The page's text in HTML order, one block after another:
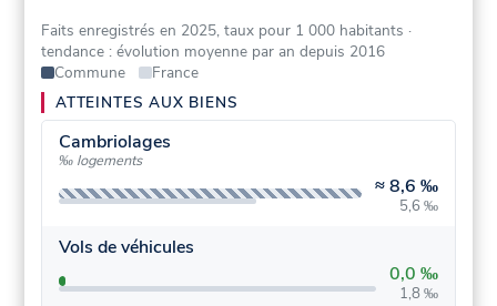
Faits enregistrés en 2025, taux pour 1 000 habitants ·
tendance : évolution moyenne par an depuis 2016
Commune
France
ATTEINTES AUX BIENS
Cambriolages
‰ logements
≈8,6 ‰
5,6 ‰
Vols de véhicules
0,0 ‰
1,8 ‰